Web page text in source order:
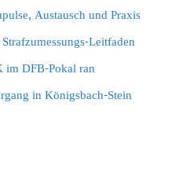
Austausch und Praxis
Leitfaden
DFB-Pokal ran
in Königsbach-Stein